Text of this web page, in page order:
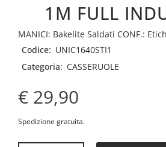
1M FULL
MANICI: Bakelite Saldati CONF.:
Codice: UNIC1640STI1
Categoria: CASSERUOLE
€ 29,90
Spedizione gratuita.